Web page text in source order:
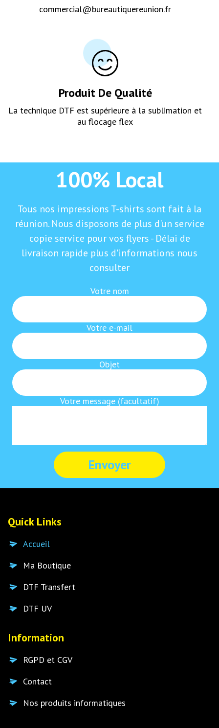
commercial@bureautiquereunion.fr
Produit De Qualité
La technique DTF est supérieure à la sublimation et
au flocage flex
100% Local
Tous nos impressions T-shirts sont fait à la
réunion. Nous disposons de plus d'un service
copie service pour vos flyers - Délai de
livraison rapide plus d'informations nous
consulter
Votre nom
Votre e-mail
Objet
Votre message (facultatif)
Quick Links
Accueil
Ma Boutique
DTF Transfert
DTF UV
Information
RGPD et CGV
Contact
Nos produits informatiques